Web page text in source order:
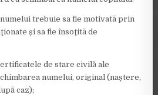
trebuie sa fie motivată prin
și sa fie însoţită de
de stare civilă ale
numelui, original (naștere,
caz);